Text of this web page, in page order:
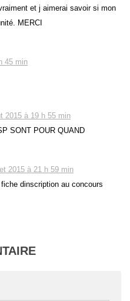
et j aimerai savoir si mon
MERCI
45 min
2015 à 19 h 55 min
SONT POUR QUAND
2015 à 21 h 59 min
dinscription au concours